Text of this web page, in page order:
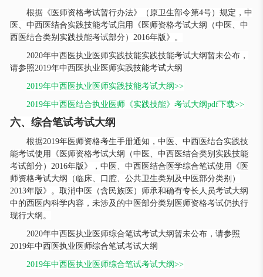
根据《医师资格考试暂行办法》（原卫生部令第4号）规定，中
医、中西医结合实践技能考试启用《医师资格考试大纲（中医、中
西医结合类别实践技能考试部分）2016年版》。
2020年中西医执业医师实践技能实践技能考试大纲暂未公布，
请参照2019年中西医执业医师实践技能考试大纲
2019年中西医执业医师实践技能考试大纲>>
2019年中西医结合执业医师《实践技能》考试大纲pdf下载>>
六、综合笔试考试大纲
根据2019年医师资格考生手册通知，中医、中西医结合实践技
能考试使用《医师资格考试大纲（中医、中西医结合类别实践技能
考试部分）2016年版》，中医、中西医结合医学综合笔试使用《医
师资格考试大纲（临床、口腔、公共卫生类别及中医部分类别）
2013年版》。取消中医（含民族医）师承和确有专长人员考试大纲
中的西医内科学内容，未涉及的中医部分类别医师资格考试仍执行
现行大纲。
2020年中西医执业医师综合笔试考试大纲暂未公布，请参照
2019年中西医执业医师综合笔试考试大纲
2019年中西医执业医师综合笔试考试大纲>>